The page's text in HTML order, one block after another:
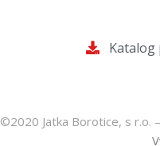
©2020 Jatka Borotice, s r.o.